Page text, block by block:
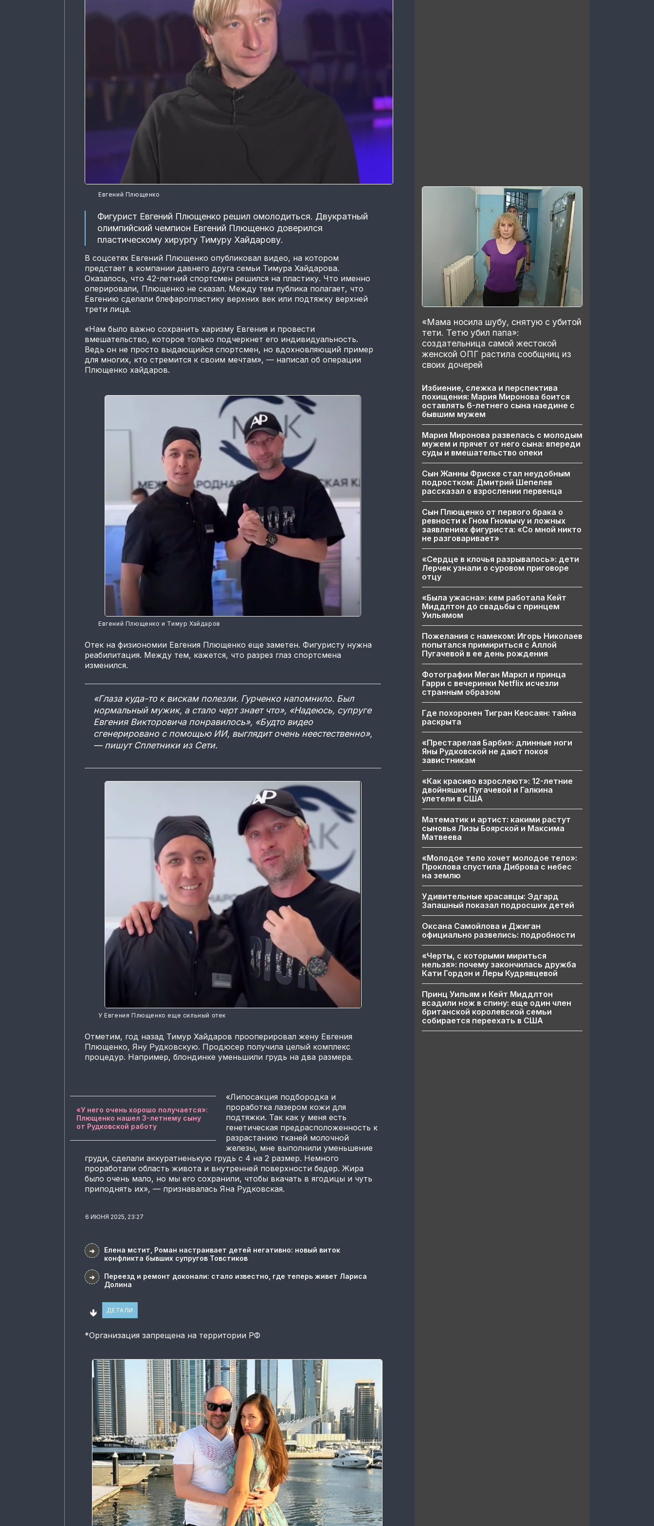
Евгений Плющенко
Фигурист Евгений Плющенко решил омолодиться. Двукратный
олимпийский чемпион Евгений Плющенко доверился
пластическому хирургу Тимуру Хайдарову.
В соцсетях Евгений Плющенко опубликовал видео, на котором
предстает в компании давнего друга семьи Тимура Хайдарова.
Оказалось, что 42-летний спортсмен решился на пластику. Что именно
оперировали, Плющенко не сказал. Между тем публика полагает, что
Евгению сделали блефаропластику верхних век или подтяжку верхней
трети лица.
«Нам было важно сохранить харизму Евгения и провести
вмешательство, которое только подчеркнет его индивидуальность.
Ведь он не просто выдающийся спортсмен, но вдохновляющий пример
для многих, кто стремится к своим мечтам», — написал об операции
Плющенко хайдаров.
Евгений Плющенко и Тимур Хайдаров
Отек на физиономии Евгения Плющенко еще заметен. Фигуристу нужна
реабилитация. Между тем, кажется, что разрез глаз спортсмена
изменился.
«Глаза куда-то к вискам полезли. Гурченко напомнило. Был
нормальный мужик, а стало черт знает что», «Надеюсь, супруге
Евгения Викторовича понравилось», «Будто видео
сгенерировано с помощью ИИ, выглядит очень неестественно»,
— пишут Сплетники из Сети.
У Евгения Плющенко еще сильный отек
Отметим, год назад Тимур Хайдаров прооперировал жену Евгения
Плющенко, Яну Рудковскую. Продюсер получила целый комплекс
процедур. Например, блондинке уменьшили грудь на два размера.
«У него очень хорошо получается»:
Плющенко нашел 3-летнему сыну
от Рудковской работу
«Липосакция подбородка и
проработка лазером кожи для
подтяжки. Так как у меня есть
генетическая предрасположенность к
разрастанию тканей молочной
железы, мне выполнили уменьшение
груди, сделали аккуратненькую грудь с 4 на 2 размер. Немного
проработали область живота и внутренней поверхности бедер. Жира
было очень мало, но мы его сохранили, чтобы вкачать в ягодицы и чуть
приподнять их», — признавалась Яна Рудковская.
6 ИЮНЯ 2025, 23:27
➜
Елена мстит, Роман настраивает детей негативно: новый виток
конфликта бывших супругов Товстиков
➜
Переезд и ремонт доконали: стало известно, где теперь живет Лариса
Долина
🢃 ДЕТАЛИ
*Организация запрещена на территории РФ
«Мама носила шубу, снятую с убитой
тети. Тетю убил папа»:
создательница самой жестокой
женской ОПГ растила сообщниц из
своих дочерей
Избиение, слежка и перспектива
похищения: Мария Миронова боится
оставлять 6-летнего сына наедине с
бывшим мужем
Мария Миронова развелась с молодым
мужем и прячет от него сына: впереди
суды и вмешательство опеки
Сын Жанны Фриске стал неудобным
подростком: Дмитрий Шепелев
рассказал о взрослении первенца
Сын Плющенко от первого брака о
ревности к Гном Гномычу и ложных
заявлениях фигуриста: «Со мной никто
не разговаривает»
«Сердце в клочья разрывалось»: дети
Лерчек узнали о суровом приговоре
отцу
«Была ужасна»: кем работала Кейт
Миддлтон до свадьбы с принцем
Уильямом
Пожелания с намеком: Игорь Николаев
попытался примириться с Аллой
Пугачевой в ее день рождения
Фотографии Меган Маркл и принца
Гарри с вечеринки Netflix исчезли
странным образом
Где похоронен Тигран Кеосаян: тайна
раскрыта
«Престарелая Барби»: длинные ноги
Яны Рудковской не дают покоя
завистникам
«Как красиво взрослеют»: 12-летние
двойняшки Пугачевой и Галкина
улетели в США
Математик и артист: какими растут
сыновья Лизы Боярской и Максима
Матвеева
«Молодое тело хочет молодое тело»:
Проклова спустила Диброва с небес
на землю
Удивительные красавцы: Эдгард
Запашный показал подросших детей
Оксана Самойлова и Джиган
официально развелись: подробности
«Черты, с которыми мириться
нельзя»: почему закончилась дружба
Кати Гордон и Леры Кудрявцевой
Принц Уильям и Кейт Миддлтон
всадили нож в спину: еще один член
британской королевской семьи
собирается переехать в США